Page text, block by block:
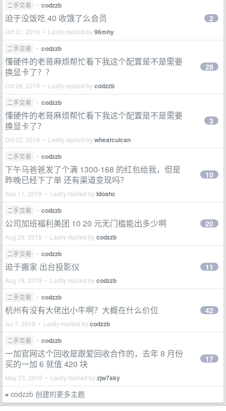
二手交易
• codzzb
迫于没饭吃 40 收饿了么会员
Oct 31, 2019 • Lastly replied by96mhy
2
二手交易 • codzzb
懂硬件的老哥麻烦帮忙看下我这个配置是不是需要
换显卡了？？
Oct 24, 2019 • Lastly replied bycodzzb
28
二手交易 • codzzb
懂硬件的老哥麻烦帮忙看下我这个配置是不是需要
换显卡了？
Oct 22, 2019 • Lastly replied bywheatcuican
3
二手交易 • codzzb
下午马爸爸发了个满 1300-168 的红包给我，但是
昨晚已经下了单 还有渠道变现吗？
Sep 11, 2019 • Lastly replied byIdoahc
10
二手交易 • codzzb
公司加班福利美团 10 20 元无门槛能出多少啊
Aug 28, 2019 • Lastly replied bycodzzb
20
二手交易 • codzzb
迫于搬家 出台投影仪
Aug 19, 2019 • Lastly replied bycodzzb
11
二手交易 • codzzb
杭州有没有大佬出小牛啊？大概在什么价位
Jul 7, 2019 • Lastly replied bycodzzb
42
二手交易 • codzzb
一加官网这个回收是跟爱回收合作的，去年 8 月份
买的一加 6 就值 420 块
May 23, 2019 • Lastly replied byzjw7sky
17
» codzzb 创建的更多主题